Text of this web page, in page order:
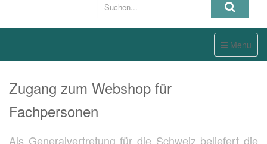
Toggle
navigation
Menu
Zugang zum Webshop für
Fachpersonen
Als Generalvertretung für die Schweiz beliefert die